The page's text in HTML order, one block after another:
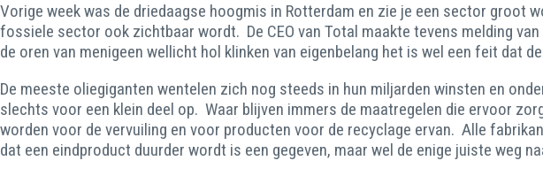
Vorige week was de driedaagse hoogmis in Rotterdam en zie je een sector groot
fossiele sector ook zichtbaar wordt. De CEO van Total maakte tevens melding
de oren van menigeen wellicht hol klinken van eigenbelang het is wel een feit
De meeste oliegiganten wentelen zich nog steeds in hun miljarden winsten en
slechts voor een klein deel op. Waar blijven immers de maatregelen die ervoor
worden voor de vervuiling en voor producten voor de recyclage ervan. Alle
dat een eindproduct duurder wordt is een gegeven, maar wel de enige juiste weg